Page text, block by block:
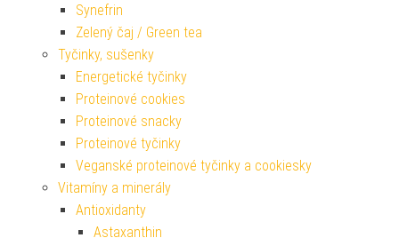
Synefrin
Zelený čaj / Green tea
Tyčinky, sušenky
Energetické tyčinky
Proteinové cookies
Proteinové snacky
Proteinové tyčinky
Veganské proteinové tyčinky a cookiesky
Vitamíny a minerály
Antioxidanty
Astaxanthin